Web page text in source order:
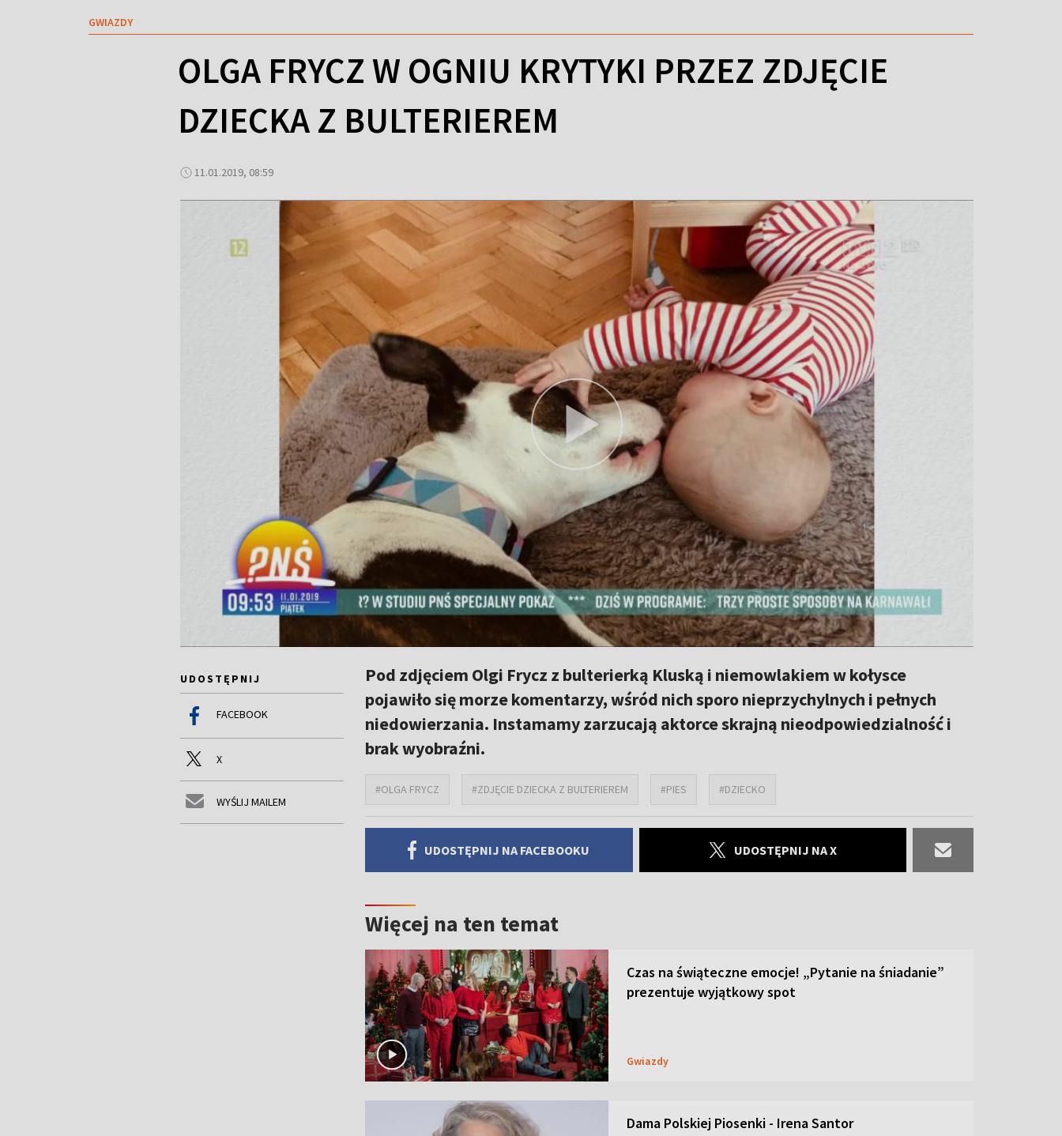
GWIAZDY
OLGA FRYCZ W OGNIU KRYTYKI PRZEZ ZDJĘCIE
DZIECKA Z BULTERIEREM
11.01.2019, 08:59
UDOSTĘPNIJ
FACEBOOK
X
WYŚLIJ MAILEM
Pod zdjęciem Olgi Frycz z bulterierką Kluską i niemowlakiem w kołysce
pojawiło się morze komentarzy, wśród nich sporo nieprzychylnych i pełnych
niedowierzania. Instamamy zarzucają aktorce skrajną nieodpowiedzialność i
brak wyobraźni.
#OLGA FRYCZ #ZDJĘCIE DZIECKA Z BULTERIEREM #PIES #DZIECKO
UDOSTĘPNIJ NA FACEBOOKU UDOSTĘPNIJ NA X
Więcej na ten temat
Czas na świąteczne emocje! „Pytanie na śniadanie”
prezentuje wyjątkowy spot
Gwiazdy
Dama Polskiej Piosenki - Irena Santor